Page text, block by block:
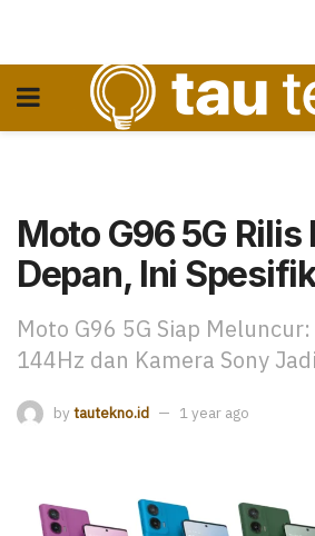
Moto G96 5G
Depan, Ini
Moto G96 5G Siap
144Hz dan Kamera Sony
by tautekno.id 1 year ago